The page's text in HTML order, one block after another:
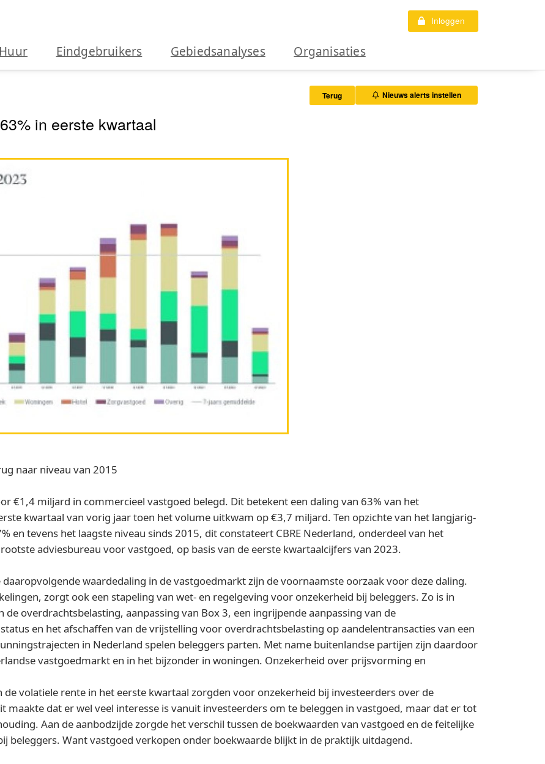
Inloggen
Huur Eindgebruikers Gebiedsanalyses Organisaties
Terug Nieuws alerts instellen
in eerste kwartaal
naar niveau van 2015
€1,4 miljard in commercieel vastgoed belegd. Dit betekent een daling van 63% van het
kwartaal van vorig jaar toen het volume uitkwam op €3,7 miljard. Ten opzichte van het langjarig-
en tevens het laagste niveau sinds 2015, dit constateert CBRE Nederland, onderdeel van het
adviesbureau voor vastgoed, op basis van de eerste kwartaalcijfers van 2023.
waardedaling in de vastgoedmarkt zijn de voornaamste oorzaak voor deze daling.
zorgt ook een stapeling van wet- en regelgeving voor onzekerheid bij beleggers. Zo is in
overdrachtsbelasting, aanpassing van Box 3, een ingrijpende aanpassing van de
en het afschaffen van de vrijstelling voor overdrachtsbelasting op aandelentransacties van een
in Nederland spelen beleggers parten. Met name buitenlandse partijen zijn daardoor
vastgoedmarkt en in het bijzonder in woningen. Onzekerheid over prijsvorming en
volatiele rente in het eerste kwartaal zorgden voor onzekerheid bij investeerders over de
dat er wel veel interesse is vanuit investeerders om te beleggen in vastgoed, maar dat er tot
Aan de aanbodzijde zorgde het verschil tussen de boekwaarden van vastgoed en de feitelijke
beleggers. Want vastgoed verkopen onder boekwaarde blijkt in de praktijk uitdagend.